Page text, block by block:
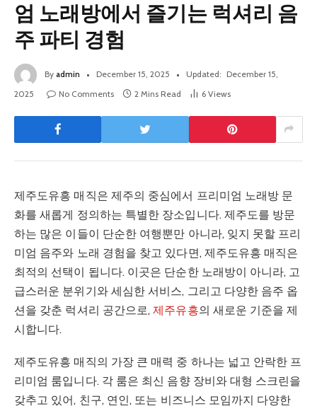
엄 노래방에서 즐기는 럭셔리 음
주 파티 경험
By admin December 15, 2025 Updated: December 15,
2025
No Comments 2 Mins Read 6 Views
제주도유흥 매직은 제주의 중심에서 프리미엄 노래방 문
화를 새롭게 정의하는 특별한 장소입니다. 제주도를 방문
하는 많은 이들이 단순한 여행뿐만 아니라, 잊지 못할 프리
미엄 음주와 노래 경험을 찾고 있다면, 제주도유흥 매직은
최적의 선택이 됩니다. 이곳은 단순한 노래방이 아니라, 고
급스러운 분위기와 세심한 서비스, 그리고 다양한 음주 옵
션을 갖춘 럭셔리 공간으로,제주유흥의 새로운 기준을 제
시합니다.
제주도유흥 매직의 가장 큰 매력 중 하나는 넓고 안락한 프
리미엄 룸입니다. 각 룸은 최신 음향 장비와 대형 스크린을
갖추고 있어, 친구, 연인, 또는 비즈니스 모임까지 다양한